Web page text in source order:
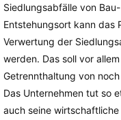
Siedlungsabfälle von
Entstehungsort kann das
Verwertung der
werden. Das soll vor
Getrennthaltung von
Das Unternehmen tut so
auch seine